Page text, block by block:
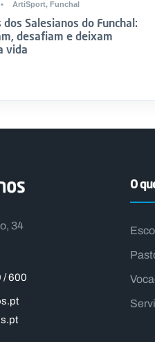
• ArtiSport, Funchal
dos Salesianos do Funchal:
desafiam e deixam
vida
34
/ 600
O